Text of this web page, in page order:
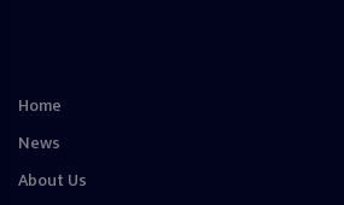
Home
News
About Us